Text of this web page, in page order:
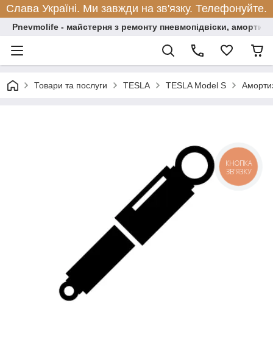
Слава Україні. Ми завжди на зв'язку. Телефонуйте.
Pnevmolife - майстерня з ремонту пневмопідвіски,
Товари та послуги TESLA TESLA Model S
КНОПКА
ЗВ'ЯЗКУ